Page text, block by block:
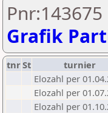
Grafik
tnrSt turnier
Elozahl per
Elozahl per
Elozahl per